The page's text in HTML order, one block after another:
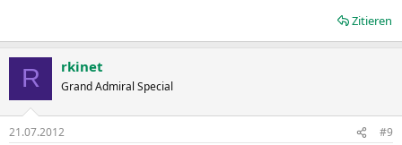
Zitieren
R rkinet
Grand Admiral Special
21.07.2012 #9